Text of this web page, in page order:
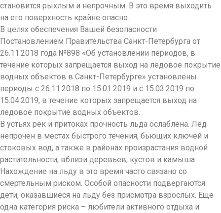
становится рыхлым и непрочным. В это время выходить
на его поверхность крайне опасно.
В целях обеспечения Вашей безопасности
Постановлением Правительства Санкт-Петербурга от
26.11.2018 года №898 «Об установлении периодов, в
течение которых запрещается выход на ледовое покрытие
водных объектов в Санкт-Петербурге» установлены
периоды с 26.11.2018 по 15.01.2019 и с 15.03.2019 по
15.04.2019, в течение которых запрещается выход на
ледовое покрытие водных объектов.
В устьях рек и притоках прочность льда ослаблена. Лёд
непрочен в местах быстрого течения, бьющих ключей и
стоковых вод, а также в районах произрастания водной
растительности, вблизи деревьев, кустов и камыша.
Нахождение на льду в это время часто связано со
смертельным риском. Особой опасности подвергаются
дети, оказавшиеся на льду без присмотра взрослых. Еще
одна категория риска – любители активного отдыха и